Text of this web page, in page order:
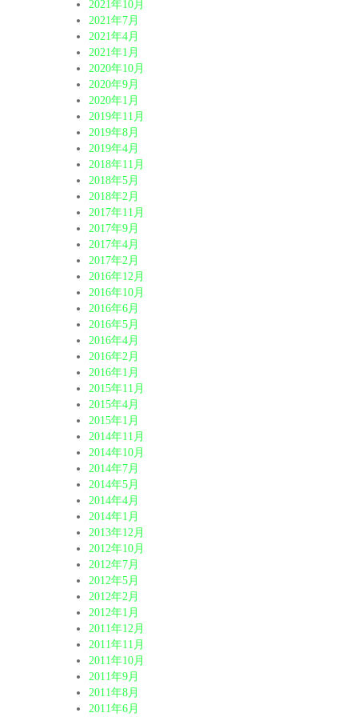
2021年10月
2021年7月
2021年4月
2021年1月
2020年10月
2020年9月
2020年1月
2019年11月
2019年8月
2019年4月
2018年11月
2018年5月
2018年2月
2017年11月
2017年9月
2017年4月
2017年2月
2016年12月
2016年10月
2016年6月
2016年5月
2016年4月
2016年2月
2016年1月
2015年11月
2015年4月
2015年1月
2014年11月
2014年10月
2014年7月
2014年5月
2014年4月
2014年1月
2013年12月
2012年10月
2012年7月
2012年5月
2012年2月
2012年1月
2011年12月
2011年11月
2011年10月
2011年9月
2011年8月
2011年6月